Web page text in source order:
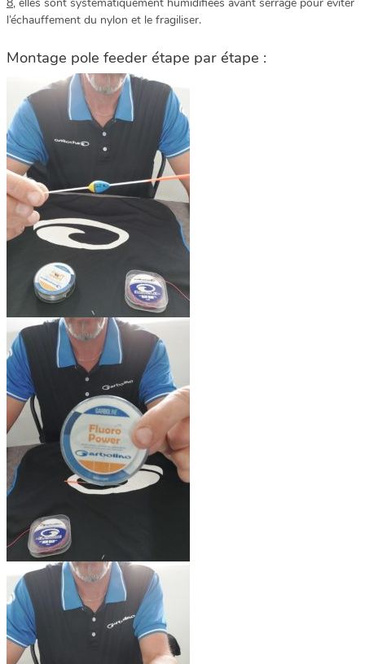
l’échauffement du nylon et le fragiliser.
Montage pole feeder étape par étape :